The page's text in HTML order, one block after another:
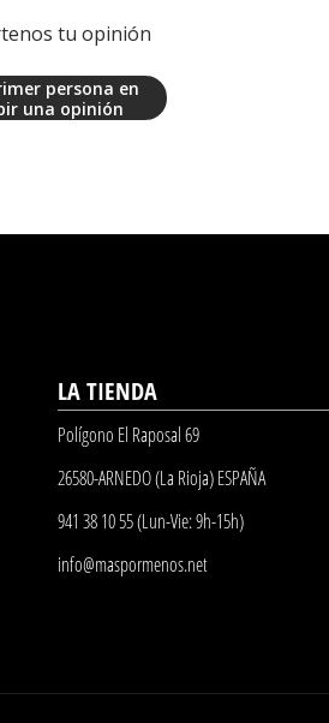
tu opinión
persona en
una opinión
LA TIENDA
Polígono El Raposal 69
26580-ARNEDO (La Rioja) ESPAÑA
941 38 10 55 (Lun-Vie: 9h-15h)
info@maspormenos.net